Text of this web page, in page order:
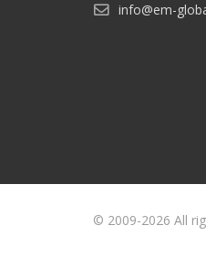
info@em-
© 2009-2026 All